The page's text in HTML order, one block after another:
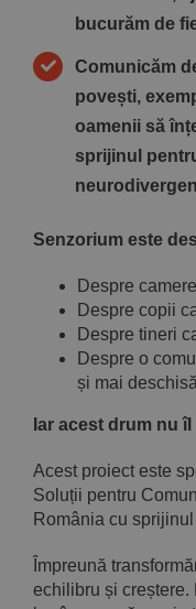
bucurăm de
Comunicăm
povești,
oamenii să
sprijinul
Senzorium este
Despre
Despre copii
Despre tineri
Despre o
și mai
Iar acest drum nu
Acest proiect este
Soluții pentru
România cu
Împreună
echilibru și creștere.